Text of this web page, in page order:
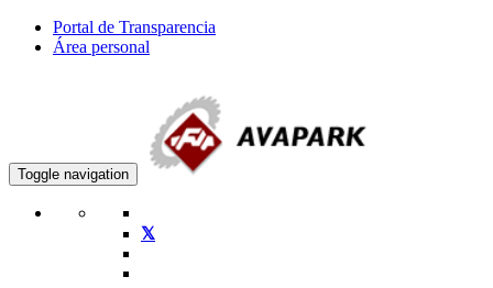
Portal de Transparencia
Área personal
Toggle navigation